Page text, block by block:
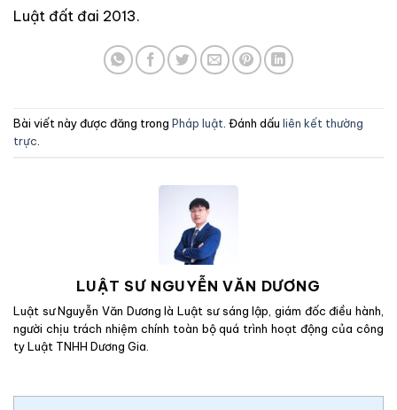
Luật đất đai 2013.
Bài viết này được đăng trong Pháp luật . Đánh dấu liên kết thường
trực
LUẬT SƯ NGUYỄN VĂN DƯƠNG
Luật sư Nguyễn Văn Dương là Luật sư sáng lập, giám đốc điều hành,
người chịu trách nhiệm chính toàn bộ quá trình hoạt động của công
ty Luật TNHH Dương Gia.